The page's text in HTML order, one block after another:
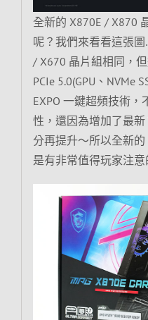
全新的 X870E / X870
呢？我們來看看這張
/ X670 晶片組相同，但
PCIe 5.0(GPU、NVMe
EXPO 一鍵超頻技術
性，還因為增加了最
分再提升～所以全新
是有非常值得玩家注意